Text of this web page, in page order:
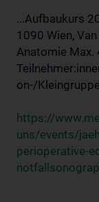
...Aufbaukurs
1090 Wien,
Anatomie Max.
on-/
https://
uns/events/
perioperative-